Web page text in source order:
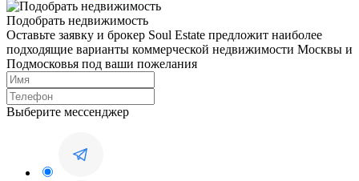
Подобрать недвижимость
Оставьте заявку и брокер Soul Estate предложит наиболее
подходящие варианты коммерческой недвижимости Москвы и
Подмосковья под ваши пожелания
Выберите мессенджер